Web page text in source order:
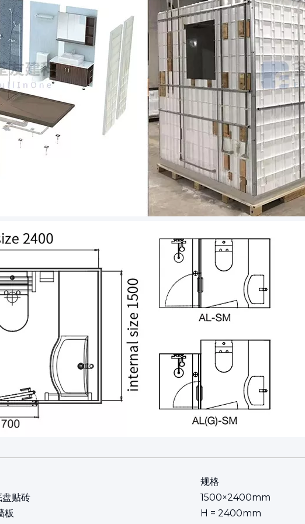
规格
贴砖
1500×2400mm
板
H = 2400mm